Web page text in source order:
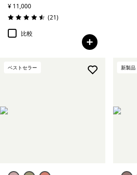
¥ 11,000
評価: 4.5 / 5
(21レビュー
)
比較
ベストセラー 新製品